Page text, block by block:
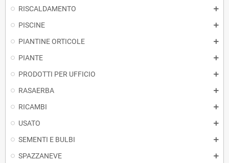
RISCALDAMENTO
PISCINE
PIANTINE ORTICOLE
PIANTE
PRODOTTI PER UFFICIO
RASAERBA
RICAMBI
USATO
SEMENTI E BULBI
SPAZZANEVE